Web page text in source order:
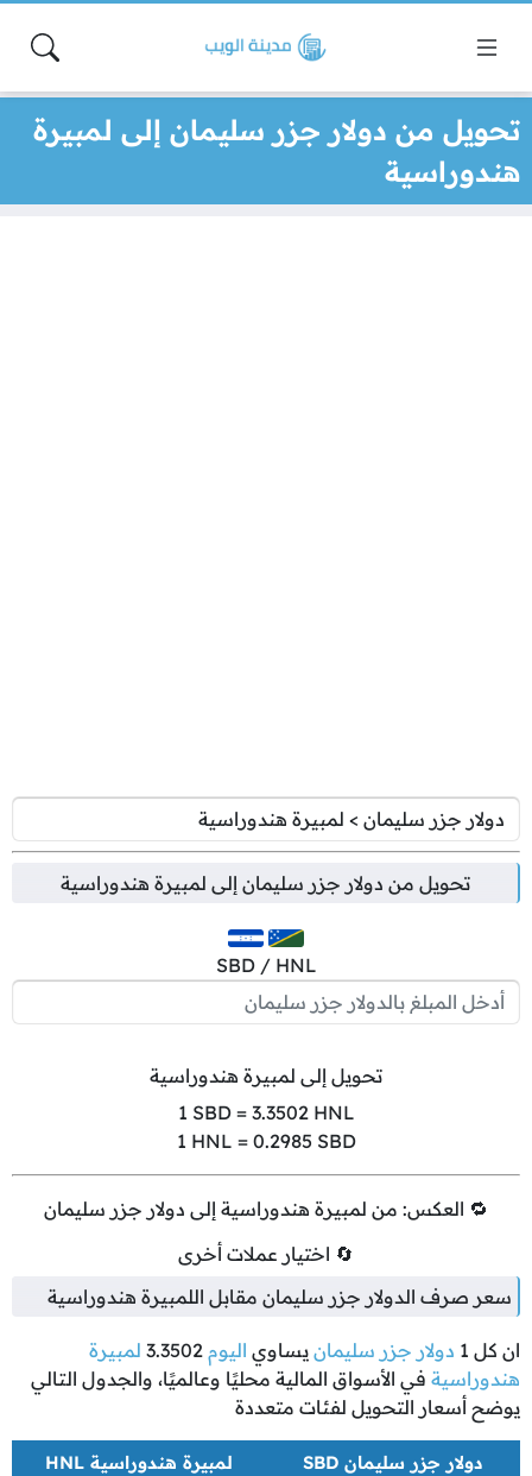
تحويل من دولار جزر سليمان إلى لمبيرة
هندوراسية
تحويل من دولار جزر سليمان إلى لمبيرة هندوراسية
SBD / HNL
تحويل إلى لمبيرة هندوراسية
1 SBD = 3.3502HNL
1 HNL = 0.2985 SBD
🔁 العكس: من لمبيرة هندوراسية إلى دولار جزر سليمان
🔄 اختيار عملات أخرى
سعر صرف الدولار جزر سليمان مقابل اللمبيرة هندوراسية
ان كل 1 دولار جزر سليمان يساوي اليوم 3.3502 لمبيرة
هندوراسية في الأسواق المالية محليًا وعالميًا، والجدول التالي
يوضح أسعار التحويل لفئات متعددة
دولار جزر سليمان SBD لمبيرة هندوراسية HNL